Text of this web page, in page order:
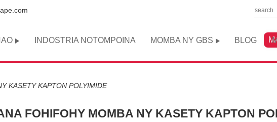
INDOSTRIA NOTOMPOINA MOMBA NY GBS BLOG
KASETY KAPTON POLYIMIDE
FOHIFOHY MOMBA NY KASETY KAPTON